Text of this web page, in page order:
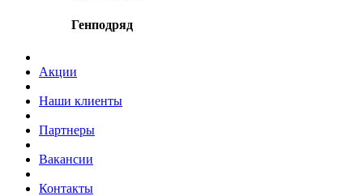
Генподряд
Акции
Наши клиенты
Партнеры
Вакансии
Контакты